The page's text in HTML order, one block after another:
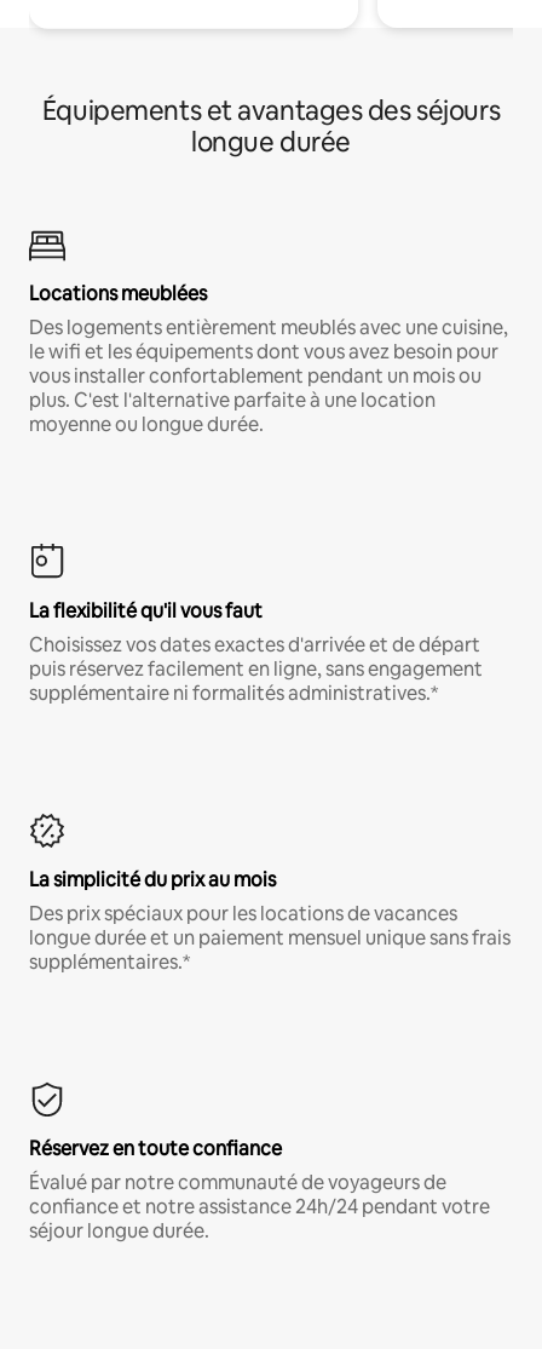
Équipements et avantages des séjours
longue durée
Locations meublées
Des logements entièrement meublés avec une cuisine,
le wifi et les équipements dont vous avez besoin pour
vous installer confortablement pendant un mois ou
plus. C'est l'alternative parfaite à une location
moyenne ou longue durée.
La flexibilité qu'il vous faut
Choisissez vos dates exactes d'arrivée et de départ
puis réservez facilement en ligne, sans engagement
supplémentaire ni formalités administratives.*
La simplicité du prix au mois
Des prix spéciaux pour les locations de vacances
longue durée et un paiement mensuel unique sans frais
supplémentaires.*
Réservez en toute confiance
Évalué par notre communauté de voyageurs de
confiance et notre assistance 24h/24 pendant votre
séjour longue durée.